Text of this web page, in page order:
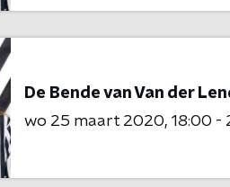
De Bende van Van der
wo 25 maart 2020 18:00 -